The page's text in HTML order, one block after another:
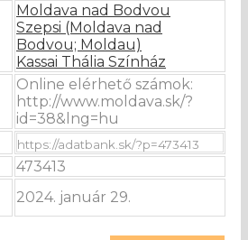
Moldava nad Bodvou
Szepsi (Moldava nad
Bodvou; Moldau)
Kassai Thália Színház
Online elérhető számok:
http://www.moldava.sk/?
id=38&lng=hu
473413
2024. január 29.